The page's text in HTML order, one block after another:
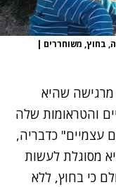
בחוץ, משוחררים |
מרגישה שהיא
והטראומות שלה
עצמיים" כדבריה,
מסוגלת לעשות
כי בחוץ, ללא